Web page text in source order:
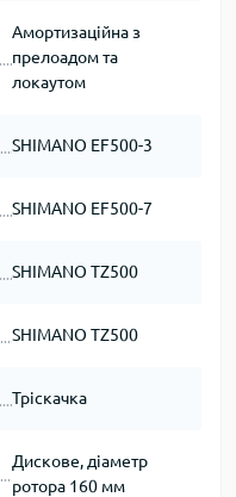
Амортизаційна з
прелоадом та
локаутом
SHIMANO EF500-3
SHIMANO EF500-7
SHIMANO TZ500
SHIMANO TZ500
Тріскачка
Дискове, діаметр
ротора 160 мм